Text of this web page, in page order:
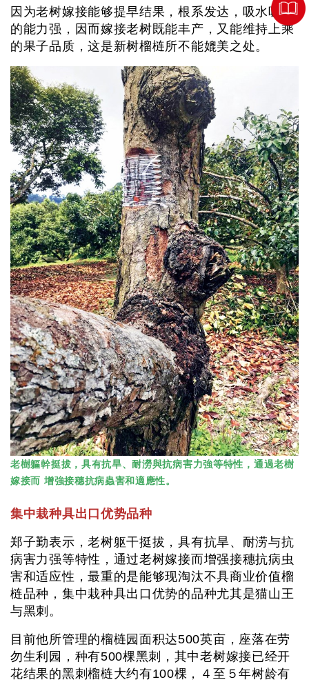
因为老树嫁接能够提早结果，根系发达，吸水吸肥
的能力强，因而嫁接老树既能丰产，又能维持上乘
的果子品质，这是新树榴梿所不能媲美之处。
老樹軀幹挺拔，具有抗旱、耐澇與抗病害力強等特性，通過老樹
嫁接而 增強接穗抗病蟲害和適應性。
集中栽种具出口优势品种
郑子勤表示，老树躯干挺拔，具有抗旱、耐涝与抗
病害力强等特性，通过老树嫁接而增强接穗抗病虫
害和适应性，最重的是能够现淘汰不具商业价值榴
梿品种，集中栽种具出口优势的品种尤其是猫山王
与黑刺。
目前他所管理的榴梿园面积达500英亩，座落在劳
勿生利园，种有500棵黑刺，其中老树嫁接已经开
花结果的黑刺榴梿大约有100棵，４至５年树龄有